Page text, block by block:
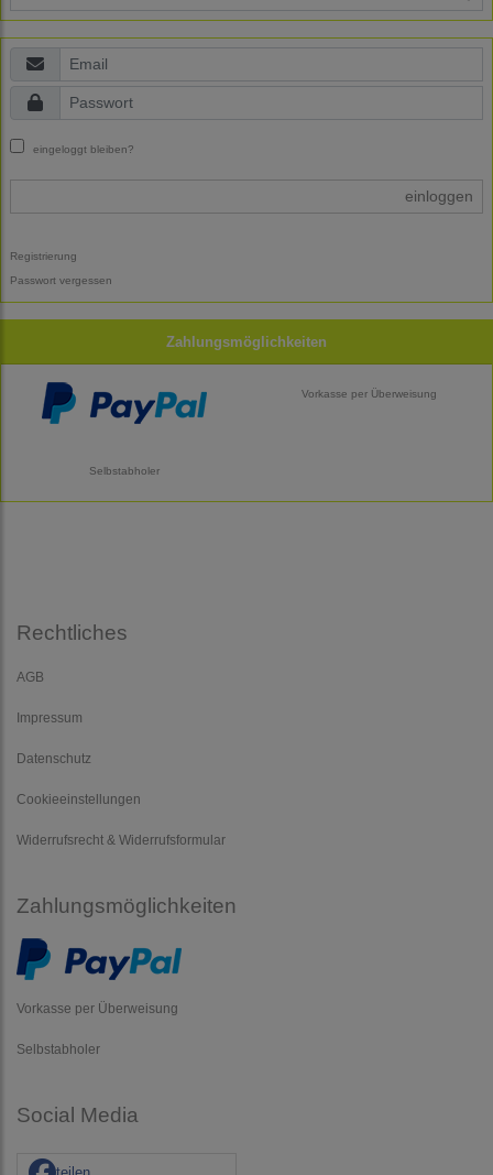
eingeloggt bleiben?
einloggen
Registrierung
Passwort vergessen
Zahlungsmöglichkeiten
Vorkasse per Überweisung
Selbstabholer
Rechtliches
AGB
Impressum
Datenschutz
Cookieeinstellungen
Widerrufsrecht & Widerrufsformular
Zahlungsmöglichkeiten
Vorkasse per Überweisung
Selbstabholer
Social Media